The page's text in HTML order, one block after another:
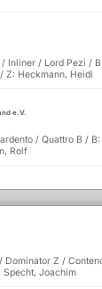
Inliner / Lord Pezi /
Z: Heckmann, Heidi
e.V.
/ Quattro B /
Rolf
Dominator Z /
Specht, Joachim